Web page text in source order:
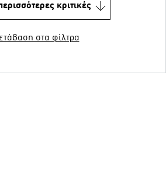
κριτικές
στα φίλτρα